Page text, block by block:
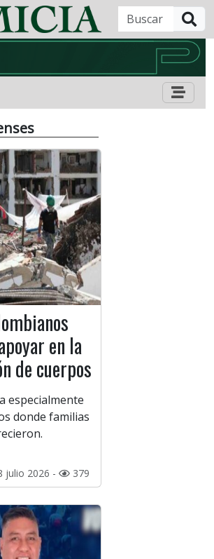
en la
de cuerpos
especialmente
donde familias
julio 2026 - 379